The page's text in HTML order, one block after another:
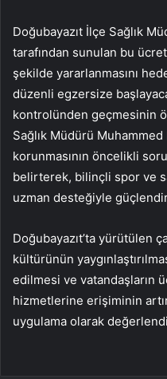
Doğubayazıt İlçe Sağlık
tarafından sunulan bu
şekilde yararlanmasını
düzenli egzersize
kontrolünden geçmesinin
Sağlık Müdürü Muhammed
korunmasının öncelikli
belirterek, bilinçli spor ve
uzman desteğiyle
Doğubayazıt’ta yürütülen
kültürünün
edilmesi ve vatandaşların
hizmetlerine erişiminin
uygulama olarak